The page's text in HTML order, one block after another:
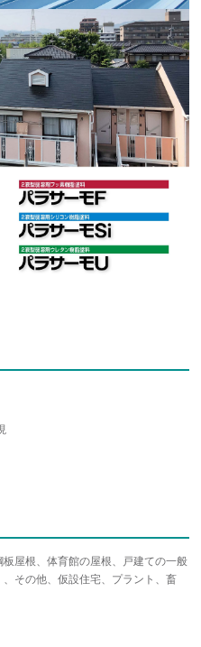
屋根、体育館の屋根、戸建ての一般
その他、仮設住宅、プラント、畜